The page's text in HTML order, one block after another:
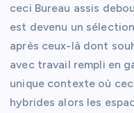
ceci Bureau assis
est devenu un
après ceux-là dont
avec travail rempli en
unique contexte où
hybrides alors les